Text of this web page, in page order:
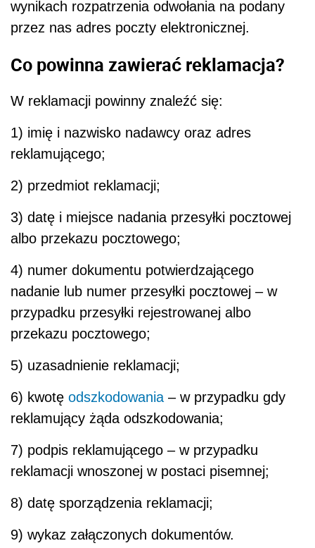
wynikach rozpatrzenia odwołania na podany
przez nas adres poczty elektronicznej.
Co powinna zawierać reklamacja?
W reklamacji powinny znaleźć się:
1) imię i nazwisko nadawcy oraz adres
reklamującego;
2) przedmiot reklamacji;
3) datę i miejsce nadania przesyłki pocztowej
albo przekazu pocztowego;
4) numer dokumentu potwierdzającego
nadanie lub numer przesyłki pocztowej – w
przypadku przesyłki rejestrowanej albo
przekazu pocztowego;
5) uzasadnienie reklamacji;
6) kwotę odszkodowania – w przypadku gdy
reklamujący żąda odszkodowania;
7) podpis reklamującego – w przypadku
reklamacji wnoszonej w postaci pisemnej;
8) datę sporządzenia reklamacji;
9) wykaz załączonych dokumentów.